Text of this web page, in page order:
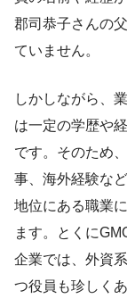
郡司恭子さんの
ていません。
しかしながら、
は一定の学歴や
です。そのため
事、海外経験な
地位にある職業
ます。とくに
企業では、外資
つ役員も珍しく